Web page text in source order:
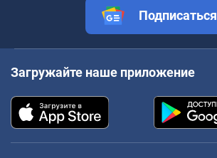
Подписаться
Загружайте наше приложение